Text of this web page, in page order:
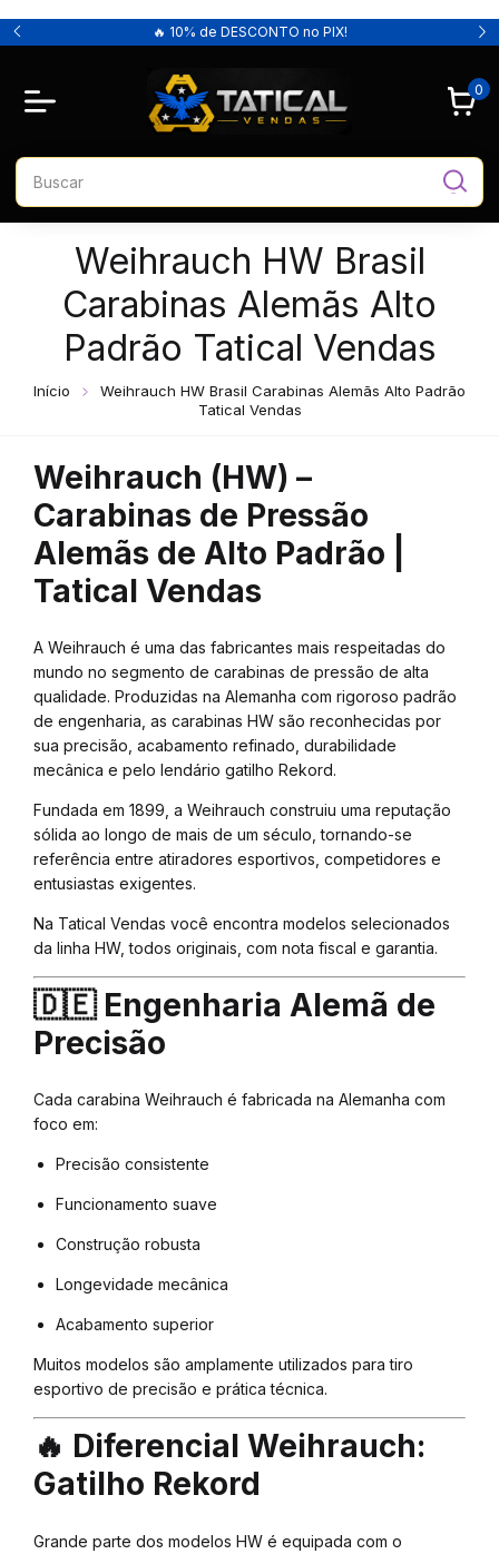
🔥 10% de DESCONTO no PIX!
0
Weihrauch HW Brasil
Carabinas Alemãs Alto
Padrão Tatical Vendas
Início
Weihrauch HW Brasil Carabinas Alemãs Alto Padrão
Tatical Vendas
Weihrauch (HW) –
Carabinas de Pressão
Alemãs de Alto Padrão |
Tatical Vendas
A Weihrauch é uma das fabricantes mais respeitadas do
mundo no segmento de carabinas de pressão de alta
qualidade. Produzidas na Alemanha com rigoroso padrão
de engenharia, as carabinas HW são reconhecidas por
sua precisão, acabamento refinado, durabilidade
mecânica e pelo lendário gatilho Rekord.
Fundada em 1899, a Weihrauch construiu uma reputação
sólida ao longo de mais de um século, tornando-se
referência entre atiradores esportivos, competidores e
entusiastas exigentes.
Na Tatical Vendas você encontra modelos selecionados
da linha HW, todos originais, com nota fiscal e garantia.
🇩🇪 Engenharia Alemã de
Precisão
Cada carabina Weihrauch é fabricada na Alemanha com
foco em:
Precisão consistente
Funcionamento suave
Construção robusta
Longevidade mecânica
Acabamento superior
Muitos modelos são amplamente utilizados para tiro
esportivo de precisão e prática técnica.
🔥 Diferencial Weihrauch:
Gatilho Rekord
Grande parte dos modelos HW é equipada com o